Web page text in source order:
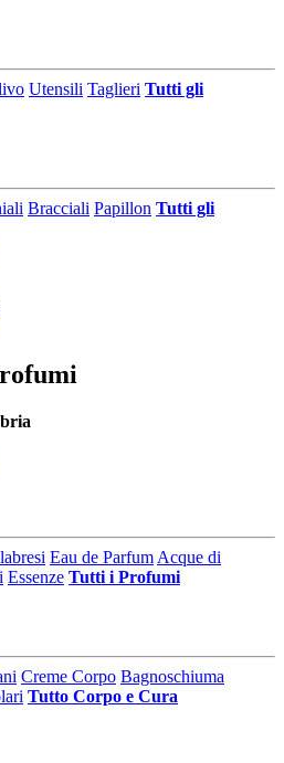
Utensili Taglieri Tutti gli
Bracciali Papillon Tutti gli
Eau de ParfumAcque di
Essenze Tutti i Profumi
Creme Corpo Bagnoschiuma
Tutto Corpo e Cura